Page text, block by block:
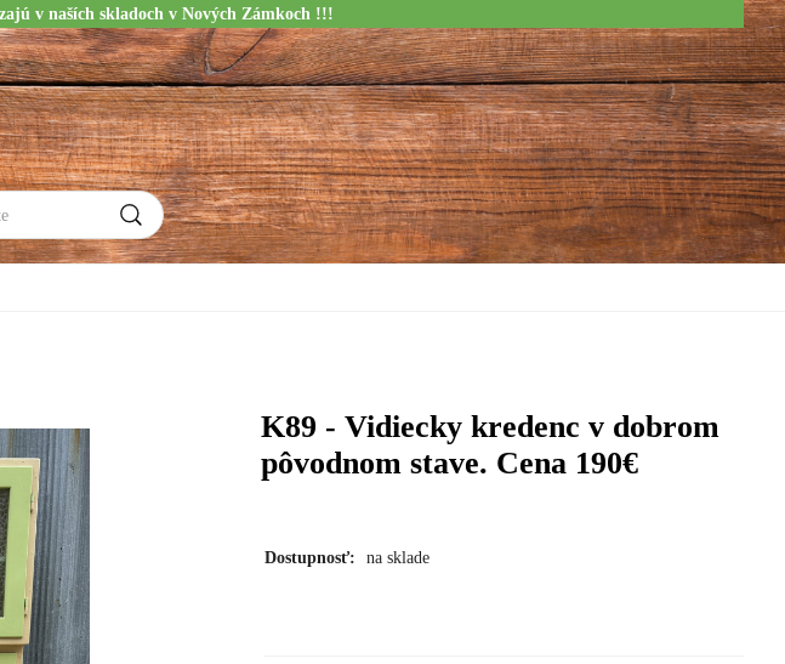
v naších skladoch v Nových Zámkoch !!!
K89 - Vidiecky kredenc v dobrom
pôvodnom stave. Cena 190€
Dostupnosť: na sklade